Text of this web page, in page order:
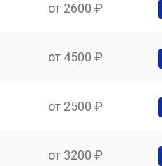
от 2600 ₽
от 4500 ₽
от 2500 ₽
от 3200 ₽